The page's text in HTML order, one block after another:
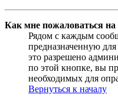
Как мне пожаловаться
Рядом с каждым
предназначенную
это разрешено
по этой кнопке, вы
необходимых для
Вернуться к началу